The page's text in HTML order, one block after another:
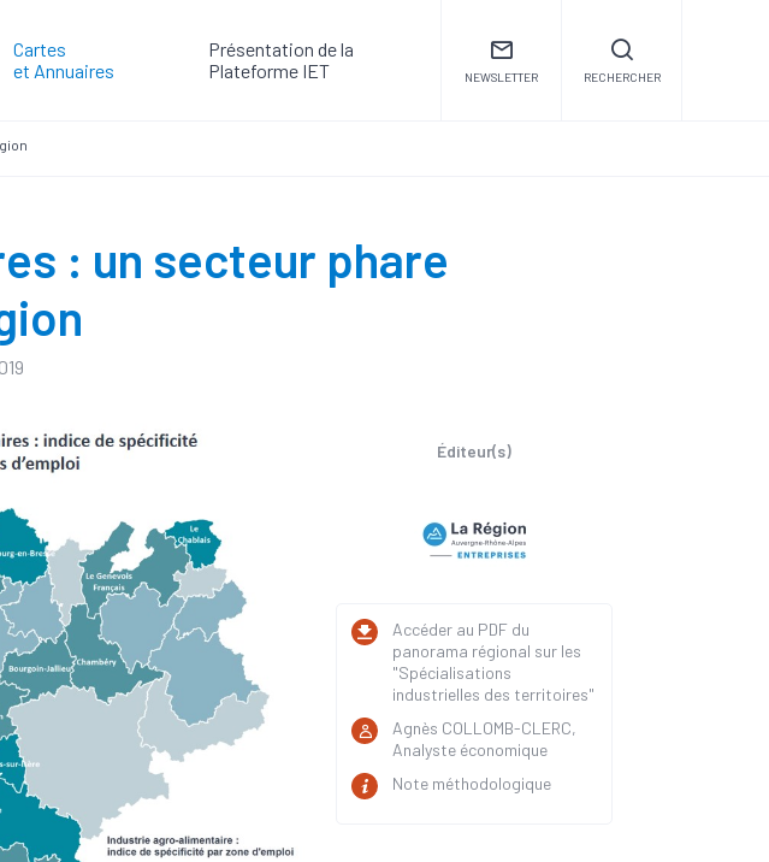
Cartes
et Annuaires
Présentation de la
Plateforme IET
NEWSLETTER RECHERCHER
: un secteur phare
Éditeur(s)
Accéder au PDF du
panorama régional sur les
"Spécialisations
industrielles des territoires"
Agnès COLLOMB-CLERC,
Analyste économique
Note méthodologique